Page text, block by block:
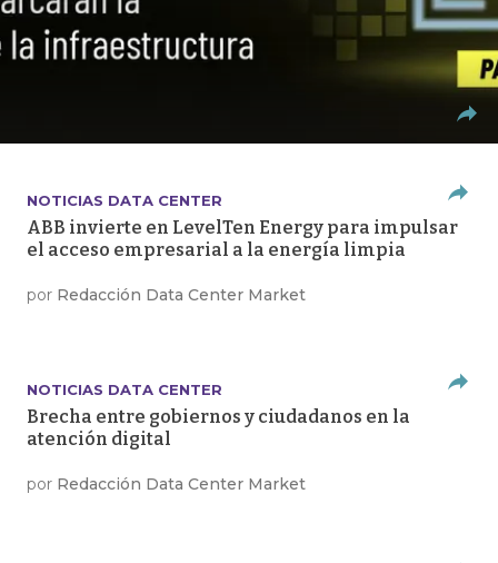
NOTICIAS DATA CENTER
ABB invierte en LevelTen Energy para impulsar
el acceso empresarial a la energía limpia
por Redacción Data Center Market
NOTICIAS DATA CENTER
Brecha entre gobiernos y ciudadanos en la
atención digital
por Redacción Data Center Market